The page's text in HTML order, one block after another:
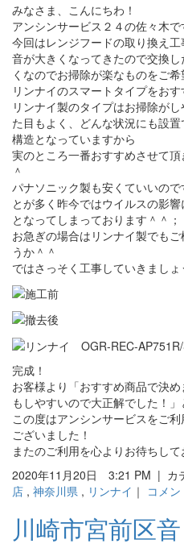
みなさま、こんにちわ！
アンシンサービス２４の佐々木で
今回はレンジフードの取り換え工
音が大きくなってきたので交換
くなのでお掃除が楽なものをご
リンナイのスマートタイプをお
リンナイ製のタイプはお掃除が
た目もよく、どんな状況にも設
構造となっていますから
実のところ一番おすすめさせて
＾
パナソニック製も安くていいの
とが多く昨今ではウイルスの影
となってしまっております＾＾；
お急ぎの場合はリンナイ製でも
うか＾＾
ではさっそく工事していきましょ
完成！
お客様より「おすすめ商品で決
もしやすいので大正解でした！
この度はアンシンサービスをご
ございました！
またのご利用を心よりお待ちして
2020年11月20日 3:21 PM | カ
店 , 神奈川県 , リンナイ ｜ コメン
川崎市宮前区